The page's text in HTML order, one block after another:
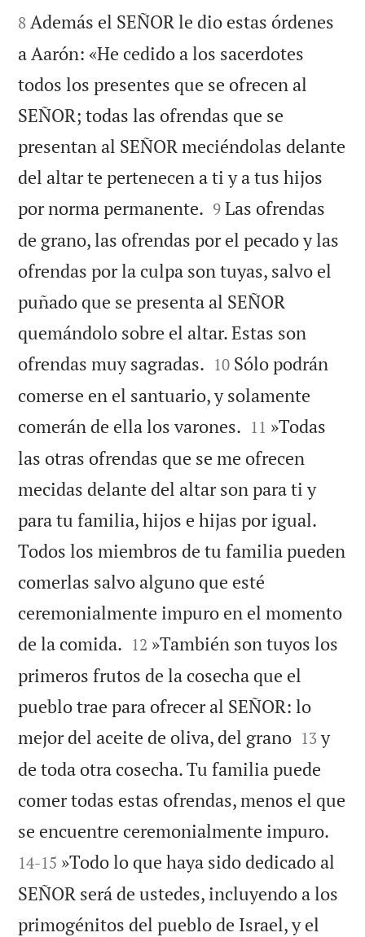


8 Además el SEÑOR le dio estas órdenes
a Aarón: «He cedido a los sacerdotes
todos los presentes que se ofrecen al
SEÑOR; todas las ofrendas que se
presentan al SEÑOR meciéndolas delante
del altar te pertenecen a ti y a tus hijos
por norma permanente. 

9 Las ofrendas
de grano, las ofrendas por el pecado y las
ofrendas por la culpa son tuyas, salvo el
puñado que se presenta al SEÑOR
quemándolo sobre el altar. Estas son
ofrendas muy sagradas. 

10 Sólo podrán
comerse en el santuario, y solamente
comerán de ella los varones. 

11 »Todas
las otras ofrendas que se me ofrecen
mecidas delante del altar son para ti y
para tu familia, hijos e hijas por igual.
Todos los miembros de tu familia pueden
comerlas salvo alguno que esté
ceremonialmente impuro en el momento
de la comida. 

12 »También son tuyos los
primeros frutos de la cosecha que el
pueblo trae para ofrecer al SEÑOR: lo
mejor del aceite de oliva, del grano
13 y
de toda otra cosecha. Tu familia puede
comer todas estas ofrendas, menos el que
se encuentre ceremonialmente impuro.
14-15 »Todo lo que haya sido dedicado al
SEÑOR será de ustedes, incluyendo a los
primogénitos del pueblo de Israel, y el